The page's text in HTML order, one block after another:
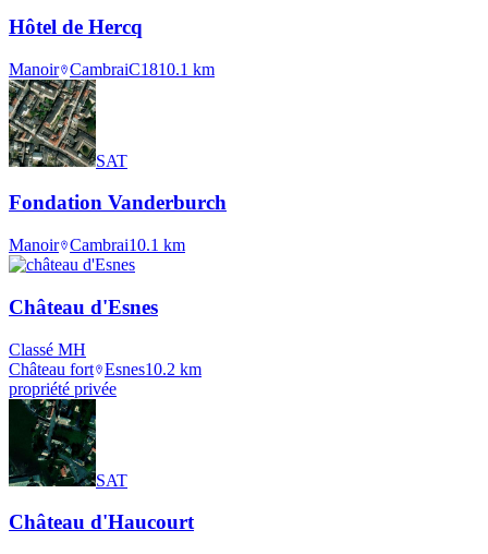
Hôtel de Hercq
Manoir CambraiC1810.1 km
SAT
Fondation Vanderburch
Manoir Cambrai10.1 km
Château d'Esnes
Classé MH
Château fort Esnes10.2 km
propriété privée
SAT
Château d'Haucourt